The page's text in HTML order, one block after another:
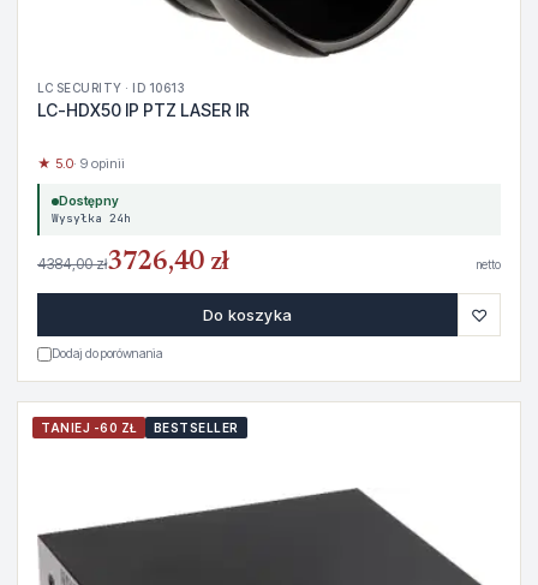
LC SECURITY · ID 10613
LC-HDX50 IP PTZ LASER IR
★ 5.0· 9 opinii
Dostępny
Wysyłka 24h
4384,00 zł3726,40 zł netto
Do koszyka ♡
Dodaj do porównania
TANIEJ -60 ZŁ BESTSELLER